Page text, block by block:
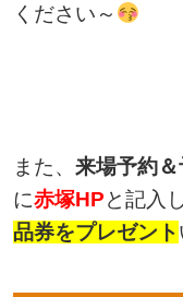
ください～
また、 来場予約
に赤塚HPと記入
品券をプレゼント